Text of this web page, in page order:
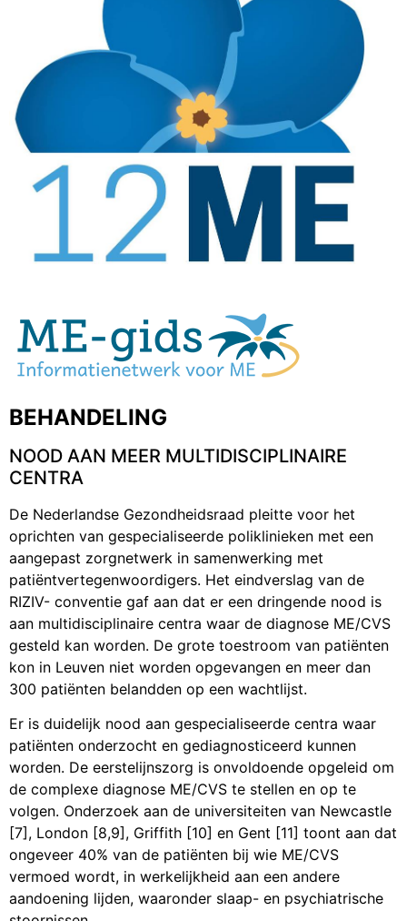
BEHANDELING
NOOD AAN MEER MULTIDISCIPLINAIRE
CENTRA
De Nederlandse Gezondheidsraad pleitte voor het
oprichten van gespecialiseerde poliklinieken met een
aangepast zorgnetwerk in samenwerking met
patiëntvertegenwoordigers. Het eindverslag van de
RIZIV- conventie gaf aan dat er een dringende nood is
aan multidisciplinaire centra waar de diagnose ME/CVS
gesteld kan worden. De grote toestroom van patiënten
kon in Leuven niet worden opgevangen en meer dan
300 patiënten belandden op een wachtlijst.
Er is duidelijk nood aan gespecialiseerde centra waar
patiënten onderzocht en gediagnosticeerd kunnen
worden. De eerstelijnszorg is onvoldoende opgeleid om
de complexe diagnose ME/CVS te stellen en op te
volgen. Onderzoek aan de universiteiten van Newcastle
[7], London [8,9], Griffith [10] en Gent [11] toont aan dat
ongeveer 40% van de patiënten bij wie ME/CVS
vermoed wordt, in werkelijkheid aan een andere
aandoening lijden, waaronder slaap- en psychiatrische